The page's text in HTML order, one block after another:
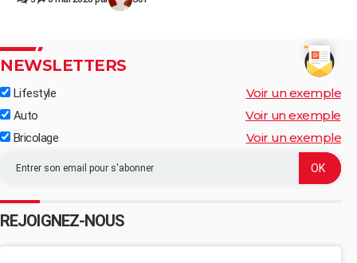
NEWSLETTERS
Lifestyle Voir un exemple
Auto Voir un exemple
Bricolage Voir un exemple
REJOIGNEZ-NOUS